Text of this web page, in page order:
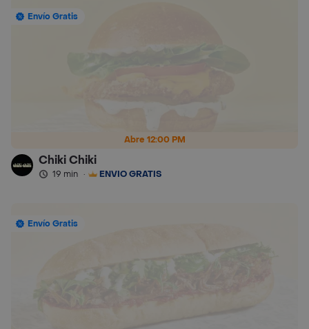
Abre 12:00 PM
Envío Gratis
Chiki Chiki
19 min · ENVÍO GRATIS
Envío Gratis